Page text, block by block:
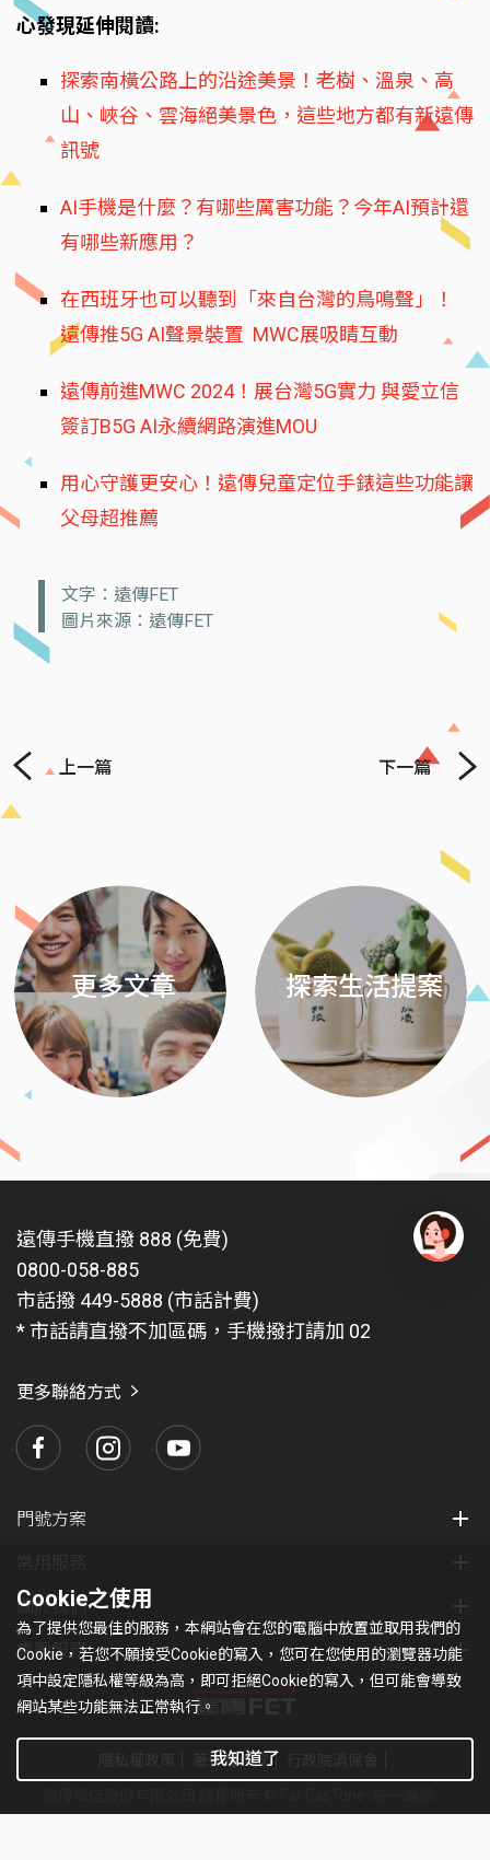
心發現延伸閱讀:
探索南橫公路上的沿途美景！老樹、溫泉、高
山、峽谷、雲海絕美景色，這些地方都有新遠傳
訊號
AI手機是什麼？有哪些厲害功能？今年AI預計還
有哪些新應用？
在西班牙也可以聽到「來自台灣的鳥鳴聲」！
遠傳推5G AI聲景裝置 MWC展吸睛互動
遠傳前進MWC 2024！展台灣5G實力 與愛立信
簽訂B5G AI永續網路演進MOU
用心守護更安心！遠傳兒童定位手錶這些功能讓
父母超推薦
文字：遠傳FET
圖片來源：遠傳FET
上一篇 下一篇
更多文章 探索生活提案
遠傳手機直撥 888 (免費)
0800-058-885
市話撥 449-5888 (市話計費)
* 市話請直撥不加區碼，手機撥打請加 02
更多聯絡方式
門號方案
關於我們
集團服務
著作權條款
Cookie之使用
為了提供您最佳的服務，本網站會在您的電腦中放置並取用我們的
Cookie，若您不願接受Cookie的寫入，您可在您使用的瀏覽器功能
項中設定隱私權等級為高，即可拒絕Cookie的寫入，但可能會導致
網站某些功能無法正常執行。
我知道了